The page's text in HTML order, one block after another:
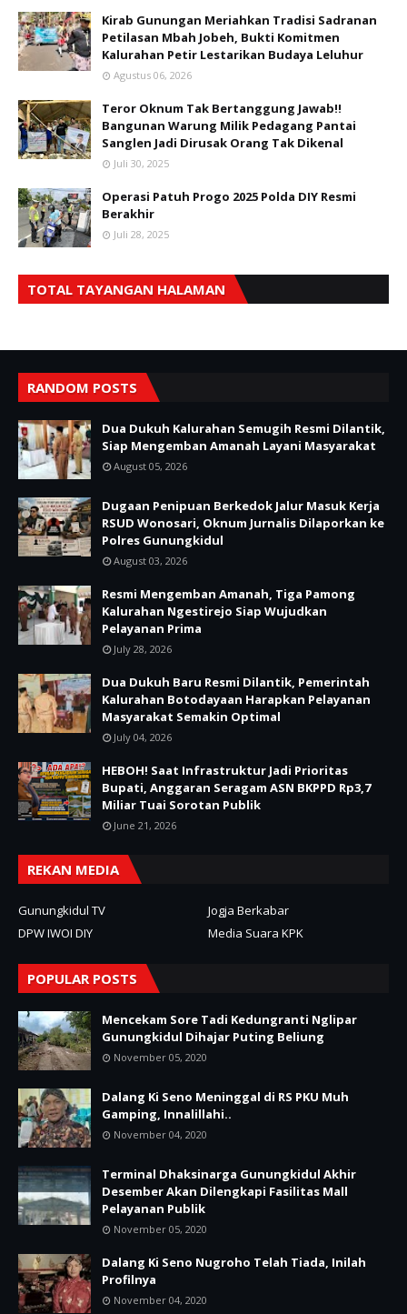
Kirab Gunungan Meriahkan Tradisi Sadranan
Petilasan Mbah Jobeh, Bukti Komitmen
Kalurahan Petir Lestarikan Budaya Leluhur
Agustus 06, 2026
Teror Oknum Tak Bertanggung Jawab!!
Bangunan Warung Milik Pedagang Pantai
Sanglen Jadi Dirusak Orang Tak Dikenal
Juli 30, 2025
Operasi Patuh Progo 2025 Polda DIY Resmi
Berakhir
Juli 28, 2025
TOTAL TAYANGAN HALAMAN
RANDOM POSTS
Dua Dukuh Kalurahan Semugih Resmi Dilantik,
Siap Mengemban Amanah Layani Masyarakat
August 05, 2026
Dugaan Penipuan Berkedok Jalur Masuk Kerja
RSUD Wonosari, Oknum Jurnalis Dilaporkan ke
Polres Gunungkidul
August 03, 2026
Resmi Mengemban Amanah, Tiga Pamong
Kalurahan Ngestirejo Siap Wujudkan
Pelayanan Prima
July 28, 2026
Dua Dukuh Baru Resmi Dilantik, Pemerintah
Kalurahan Botodayaan Harapkan Pelayanan
Masyarakat Semakin Optimal
July 04, 2026
HEBOH! Saat Infrastruktur Jadi Prioritas
Bupati, Anggaran Seragam ASN BKPPD Rp3,7
Miliar Tuai Sorotan Publik
June 21, 2026
REKAN MEDIA
Gunungkidul TV
Jogja Berkabar
DPW IWOI DIY
Media Suara KPK
POPULAR POSTS
Mencekam Sore Tadi Kedungranti Nglipar
Gunungkidul Dihajar Puting Beliung
November 05, 2020
Dalang Ki Seno Meninggal di RS PKU Muh
Gamping, Innalillahi..
November 04, 2020
Terminal Dhaksinarga Gunungkidul Akhir
Desember Akan Dilengkapi Fasilitas Mall
Pelayanan Publik
November 05, 2020
Dalang Ki Seno Nugroho Telah Tiada, Inilah
Profilnya
November 04, 2020